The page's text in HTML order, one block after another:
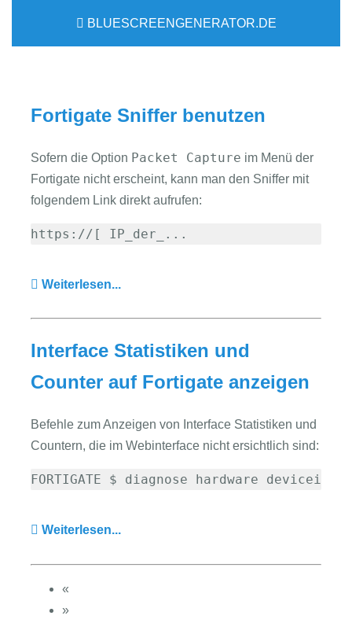
BLUESCREENGENERATOR.DE
Fortigate Sniffer benutzen
Sofern die Option Packet Capture im Menü der
Fortigate nicht erscheint, kann man den Sniffer mit
folgendem Link direkt aufrufen:
https://[ IP_der_...
Weiterlesen...
Interface Statistiken und
Counter auf Fortigate anzeigen
Befehle zum Anzeigen von Interface Statistiken und
Countern, die im Webinterface nicht ersichtlich sind:
FORTIGATE $ diagnose hardware
Weiterlesen...
«
»